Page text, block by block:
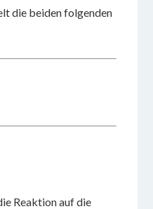
die beiden folgenden
Reaktion auf die